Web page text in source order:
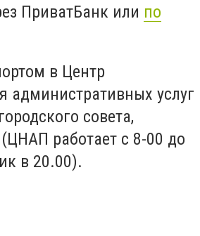
ПриватБанк или по
в Центр
административных услуг
совета,
работает с 8-00 до
в 20.00).